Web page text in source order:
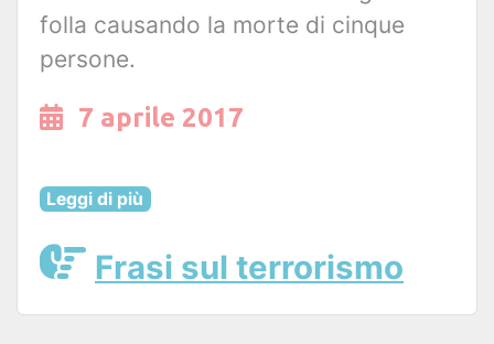
folla causando la morte di cinque
persone.
7 aprile 2017
Leggi di più
Frasi sul terrorismo